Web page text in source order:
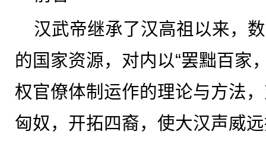
汉武帝继承了汉高祖以来，
的国家资源，对内以“罢黜百家
权官僚体制运作的理论与方法
匈奴，开拓四裔，使大汉声威